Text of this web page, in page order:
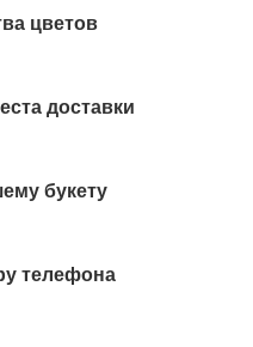
цветов
доставки
букету
телефона